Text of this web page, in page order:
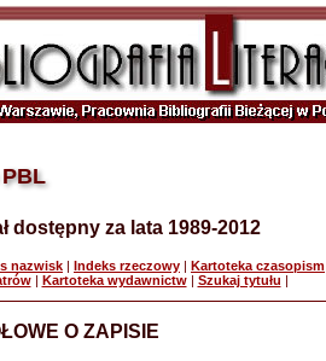
dostępny za lata 1989-2012
nazwisk | Indeks rzeczowy | Kartoteka czasopism
| Kartoteka wydawnictw| Szukaj tytułu |
O ZAPISIE